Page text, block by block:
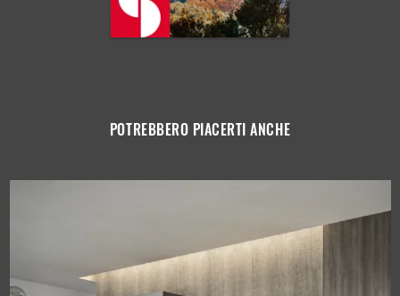
POTREBBERO PIACERTI ANCHE